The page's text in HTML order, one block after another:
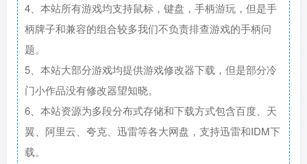
4、本站所有游戏均支持鼠标，键盘，手柄游玩，但是手
柄牌子和兼容的组合较多我们不负责排查游戏的手柄问
题。
5、本站大部分游戏均提供游戏修改器下载，但是部分冷
门小作品没有修改器望知晓。
6、本站资源为多段分布式存储和下载方式包含百度、天
翼、阿里云、夸克、迅雷等各大网盘，支持迅雷和IDM下
载。